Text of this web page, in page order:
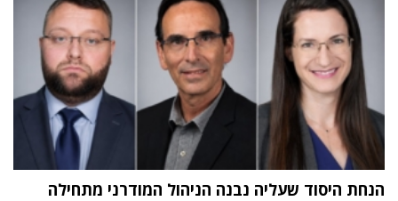
הנחת היסוד שעליה נבנה הניהול המודרני מתחילה